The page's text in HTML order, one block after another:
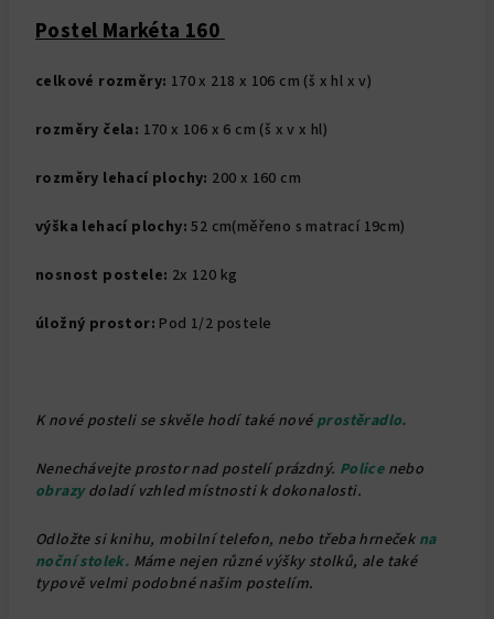
Postel Markéta 160
celkové rozměry: 170 x 218 x 106 cm (š x hl x v)
rozměry čela: 170 x 106 x 6 cm (š x v x hl)
rozměry lehací plochy: 200 x 160 cm
výška lehací plochy: 52 cm(měřeno s matrací 19cm)
nosnost postele: 2x 120 kg
úložný prostor: Pod 1/2 postele
K nové posteli se skvěle hodí také nové prostěradlo.
Nenechávejte prostor nad postelí prázdný. Policenebo
obrazydoladí vzhled místnosti k dokonalosti.
Odložte si knihu, mobilní telefon, nebo třeba hrneček na
noční stolek. Máme nejen různé výšky stolků, ale také
typově velmi podobné našim postelím.